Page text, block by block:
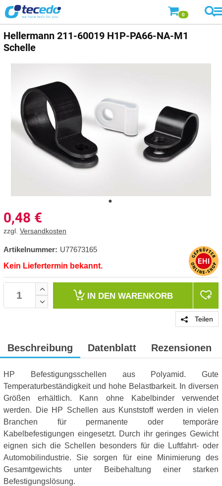
0
Hellermann 211-60019 H1P-PA66-NA-M1
Schelle
0,48 €
zzgl. Versandkosten
Artikelnummer: U77673165
Kein Liefertermin bekannt.
IN DEN WARENKORB
Teilen
Beschreibung Datenblatt Rezensionen
HP Befestigungsschellen aus Polyamid. Gute
Temperaturbeständigkeit und hohe Belastbarkeit. In diversen
Größen erhältlich. Kann ohne Kabelbinder verwendet
werden. Die HP Schellen aus Kunststoff werden in vielen
Branchen für permanente oder temporäre
Kabelbefestigungen eingesetzt. Durch ihr geringes Gewicht
eignen sich die Schellen besonders für die Luftfahrt- oder
Automobilindustrie. Sie sorgen für eine Minimierung des
Gesamtgewichts unter Beibehaltung einer starken
Befestigungslösung.